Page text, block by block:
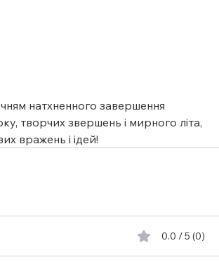
натхненного завершення
творчих звершень і мирного літа,
вражень і ідей!
0.0 / 5 (0)